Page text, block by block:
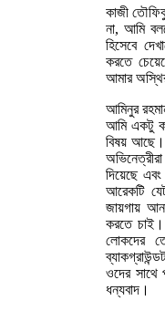
কাজী
না, আমি
হিসেবে
করতে
আমার
আমিনুর
আমি একটু
বিষয় আছে।
দিয়েছে
আরেকটি
জায়গায়
করতে চাই।
লোকদের
ওদের সাথে
ধন্যবাদ।